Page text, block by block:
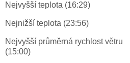
Nejvyšší teplota (16:29)
Nejnižší teplota (23:56)
Nejvyšší průměrná rychlost větru
(15:00)